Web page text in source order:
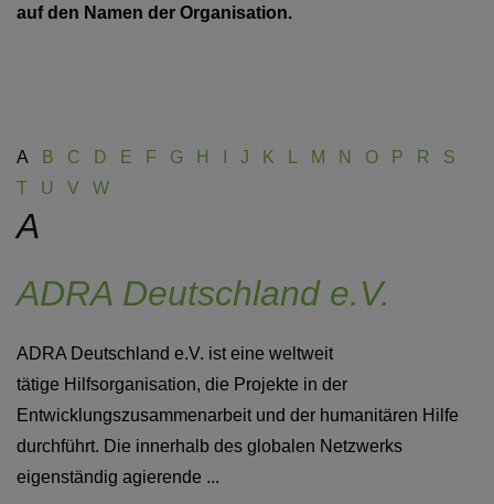
auf den Namen der Organisation.
A B C D E F G H J K M N O P R
S
T
U V W
A
ADRA Deutschland e.V.
ADRA Deutschland e.V. ist eine weltweit
tätige Hilfsorganisation, die Projekte in der
Entwicklungszusammenarbeit und der humanitären Hilfe
durchführt. Die innerhalb des globalen Netzwerks
eigenständig agierende ...